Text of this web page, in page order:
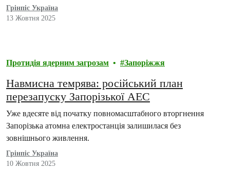
заступник директора ФСБ.
Грінпіс Україна
13 Жовтня 2025
Протидія ядерним загрозам Запоріжжя
Навмисна темрява: російський план
перезапуску Запорізької АЕС
Уже вдесяте від початку повномасштабного вторгнення
Запорізька атомна електростанція залишилася без
зовнішнього живлення.
Грінпіс Україна
10 Жовтня 2025